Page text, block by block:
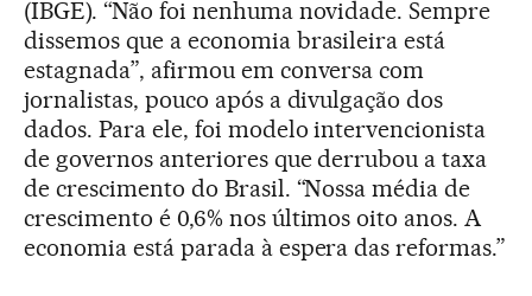
(IBGE). “Não foi nenhuma novidade. Sempre
dissemos que a economia brasileira está
estagnada”, afirmou em conversa com
jornalistas, pouco após a divulgação dos
dados. Para ele, foi modelo intervencionista
de governos anteriores que derrubou a taxa
de crescimento do Brasil. “Nossa média de
crescimento é 0,6% nos últimos oito anos. A
economia está parada à espera das reformas.”